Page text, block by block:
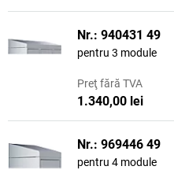
Nr.: 940431 49
pentru 3 module
Preţ fără TVA
1.340,00 lei
Nr.: 969446 49
pentru 4 module